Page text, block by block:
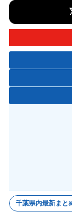
千葉県内最新まと